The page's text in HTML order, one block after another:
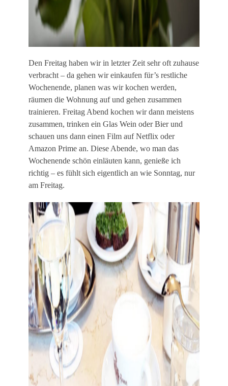
Den Freitag haben wir in letzter Zeit sehr oft zuhause
verbracht – da gehen wir einkaufen für’s restliche
Wochenende, planen was wir kochen werden,
räumen die Wohnung auf und gehen zusammen
trainieren. Freitag Abend kochen wir dann meistens
zusammen, trinken ein Glas Wein oder Bier und
schauen uns dann einen Film auf Netflix oder
Amazon Prime an. Diese Abende, wo man das
Wochenende schön einläuten kann, genieße ich
richtig – es fühlt sich eigentlich an wie Sonntag, nur
am Freitag.